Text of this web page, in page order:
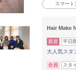
スマート
Hair Make
新規 平日
大人気スタ
全員 スタ